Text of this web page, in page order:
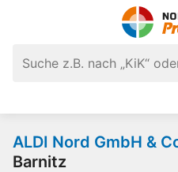
ALDI Nord GmbH &
Barnitz